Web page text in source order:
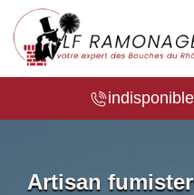
indisponible
Artisan